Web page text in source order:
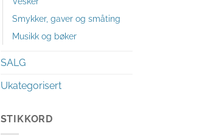
Smykker, gaver og småting
Musikk og bøker
SALG
Ukategorisert
STIKKORD